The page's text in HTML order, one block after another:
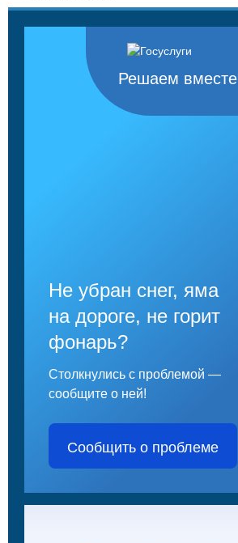
Решаем вместе
Не убран снег, яма
на дороге, не горит
фонарь?
Столкнулись с проблемой —
сообщите о ней!
Сообщить о проблеме